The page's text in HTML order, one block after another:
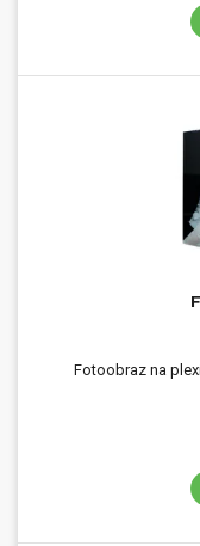
Fotoobraz na